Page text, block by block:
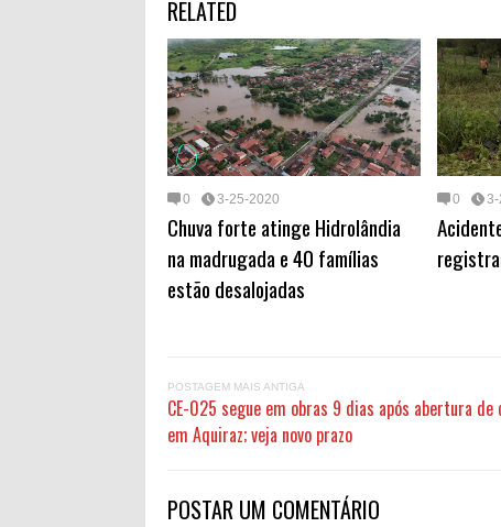
o
k
o
n
RELATED
0 3-25-2020
Chuva forte atinge Hidrolândia
na madrugada e 40 famílias
estão desalojadas
0 3-
POSTAGEM MAIS ANTIGA
CE-025 segue em obras 9 dias após abertura
em Aquiraz; veja novo prazo
POSTAR UM COMENTÁRIO